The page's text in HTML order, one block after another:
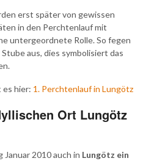
erst später von gewissen
in den Perchtenlauf mit
untergeordnete Rolle. So fegen
aus, dies symbolisiert das
hier: 1. Perchtenlauf in Lungötz
Ort Lungötz
2010 auch in Lungötz ein